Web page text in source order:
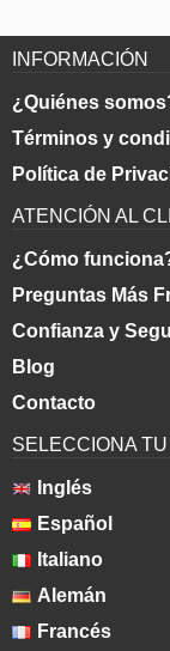
INFORMACIÓN
¿Quiénes
Términos y
Política de
ATENCIÓN AL
¿Cómo
Preguntas Más
Confianza y
Blog
Contacto
SELECCIONA
Inglés
Español
Italiano
Alemán
Francés